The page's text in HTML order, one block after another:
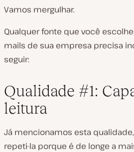
Vamos mergulhar.
Qualquer fonte que você
mails de sua empresa precisa
seguir:
Qualidade #1:
leitura
Já mencionamos esta
repeti-la porque é de longe a